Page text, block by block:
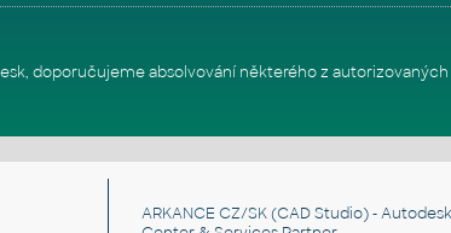
doporučujeme absolvování některého z autorizovaných
ARKANCE CZ/SK(CAD Studio) -